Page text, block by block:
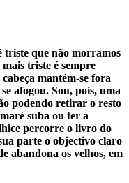
triste que não morramos
triste é sempre
mantém-se fora
afogou. Sou, pois, uma
podendo retirar o resto
suba ou ter a
percorre o livro do
parte o objectivo claro
abandona os velhos, em